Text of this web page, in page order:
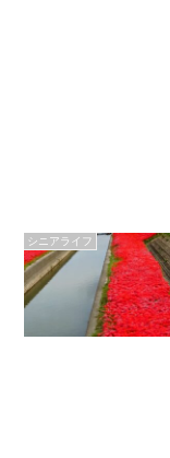
シニアライフ